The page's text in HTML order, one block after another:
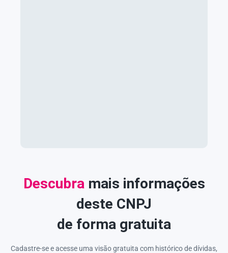
Descubramais informações
deste CNPJ
de forma gratuita
Cadastre-se e acesse uma visão gratuita com histórico de dívidas,